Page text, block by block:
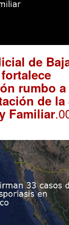
de
rumbo a
de
Familiar